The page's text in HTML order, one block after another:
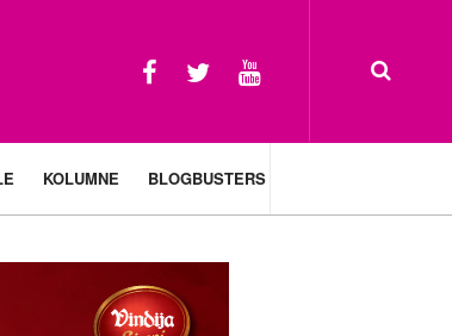
KOLUMNE BLOGBUSTERS